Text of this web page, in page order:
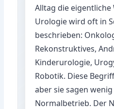
Alltag die eigentliche
Urologie wird oft in
beschrieben:
Rekonstruktives,
Kinderurologie,
Robotik. Diese
aber sie sagen
Normalbetrieb. Der